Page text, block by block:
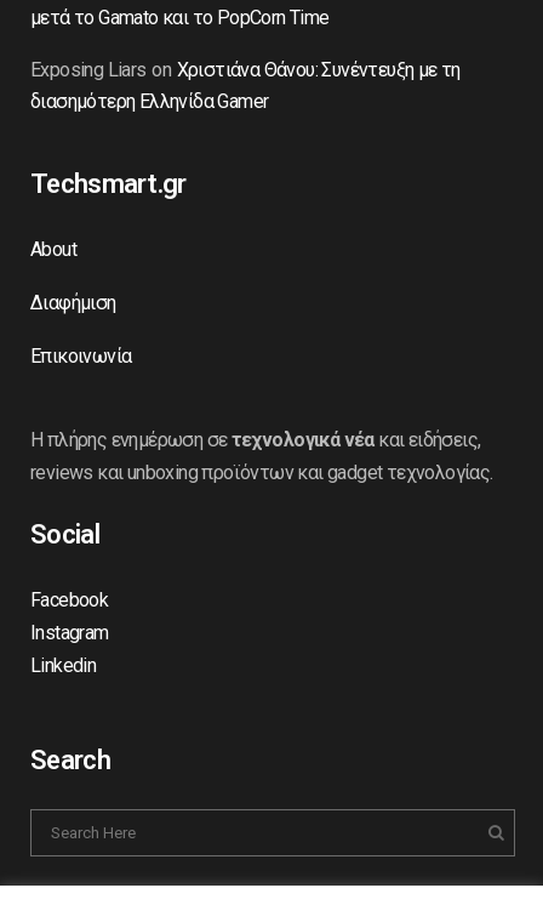
μετά το Gamato και το PopCorn Time
Exposing Liars on Χριστιάνα Θάνου: Συνέντευξη με τη
διασημότερη Ελληνίδα Gamer
Techsmart.gr
About
Διαφήμιση
Επικοινωνία
Η πλήρης ενημέρωση σετεχνολογικά νέακαι ειδήσεις,
reviews και unboxing προϊόντων και gadget τεχνολογίας.
Social
Facebook
Instagram
Linkedin
Search